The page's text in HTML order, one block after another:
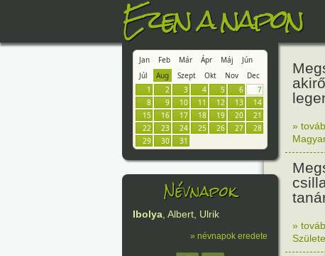
Ezen a napon
Jan Feb Már Ápr Máj
Jún
Júl
Aug Szept Okt Nov
Dec
1
2 3 4 5 6
7
8
9 10 11 12 13
14
15
16 17 18 19 20
21
22
23 24 25 26 27
28
29
30 31
Névnapok
Ibolya, Albert, Ulrik
» névnapok eredete
»
Magyar
»